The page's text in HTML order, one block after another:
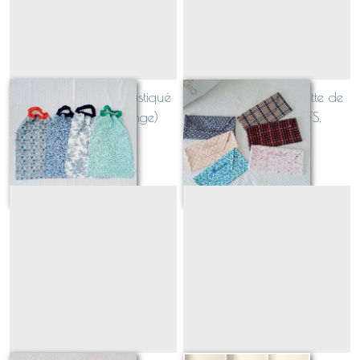
Serviette / bavoir élastiqué
(e) (doublure éponge)
À partir de 21€
Pochette range serviette de
cantine A MOTIFS,
personnalisée (tissu au
choix!)
À partir de 18€